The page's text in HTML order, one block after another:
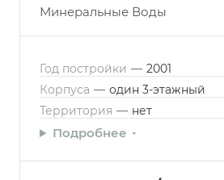
Минеральные Воды
Год постройки — 2001
Корпуса — один 3-этажный
Территория — нет
Подробнее